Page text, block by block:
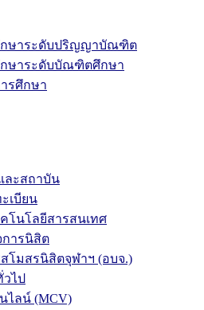
กษาระดับปริญญาบัณฑิต
กษาระดับบัณฑิตศึกษา
รศึกษา
ละสถาบัน
เบียน
โนโลยีสารสนเทศ
ารนิสิต
โมสรนิสิตจุฬาฯ (อบจ.)
ไป
ไลน์ (MCV)